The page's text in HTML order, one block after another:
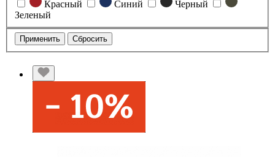
Красный
Синий
Черный
Зеленый
Применить Сбросить